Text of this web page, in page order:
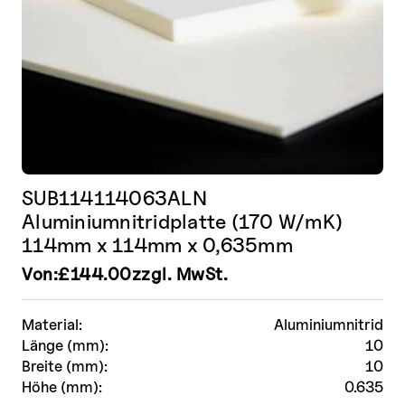
Material:
Aluminiumnitrid
Länge (mm):
10
Breite (mm):
10
Höhe (mm):
0.635
SUB114114063ALN
Aluminiumnitridplatte (170 W/mK)
114mm x 114mm x 0,635mm
Von:£144.00zzgl. MwSt.